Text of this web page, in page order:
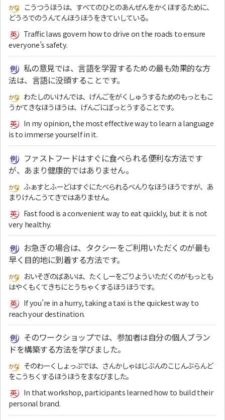
こうつうほうは、すべてのひとのあんぜんをかくほするために、
どうろでのうんてんほうほうをきていしている。
Traffic laws govern how to drive on the roads to ensure
everyone’s safety.
私の意見では、言語を学習するための最も効果的な方
法は、言語に没頭することです。
わたしのいけんでは、げんごをがくしゅうするためのもっともこ
うかてきなほうほうは、げんごにぼっとうすることです。
In my opinion, the most effective way to learn a language
is to immerse yourself in it.
ファストフードはすぐに食べられる便利な方法です
が、あまり健康的ではありません。
ふぁすとふーどはすぐにたべられるべんりなほうほうですが、あ
まりけんこうてきではありません。
Fast food is a convenient way to eat quickly, but it is not
very healthy.
お急ぎの場合は、タクシーをご利用いただくのが最も
早く目的地に到着する方法です。
おいそぎのばあいは、たくしーをごりよういただくのがもっとも
はやくもくてきちにとうちゃくするほうほうです。
If you’re in a hurry, taking a taxi is the quickest way to
reach your destination.
そのワークショップでは、参加者は自分の個人ブラン
ドを構築する方法を学びました。
そのわーくしょっぷでは、さんかしゃはじぶんのこじんぶらんど
をこうちくするほうほうをまなびました。
In that workshop, participants learned how to build their
personal brand.